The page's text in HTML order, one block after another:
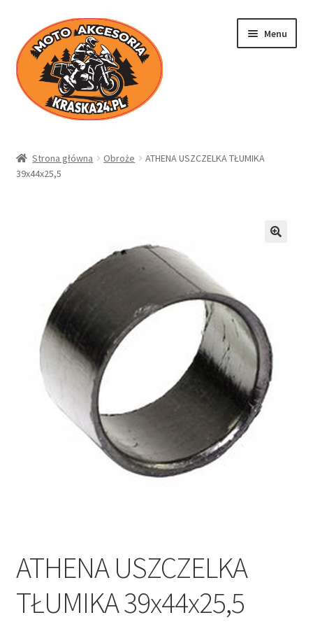
Przejdź
do
nawigacji
Przejdź
do
treści
Menu
Sklep
Regulamin
Polityka prywatności
Strona główna Obroże
ATHENA USZCZELKA TŁUMIKA
39x44x25,5
ATHENA USZCZELKA
TŁUMIKA 39x44x25,5